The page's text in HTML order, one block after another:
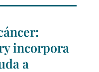
incorpora
a